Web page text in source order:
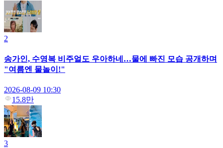
2
송가인, 수영복 비주얼도 우아하네…물에 빠진 모습 공개하며
"여름엔 물놀이!"
2026-08-09 10:30
15.8만
3